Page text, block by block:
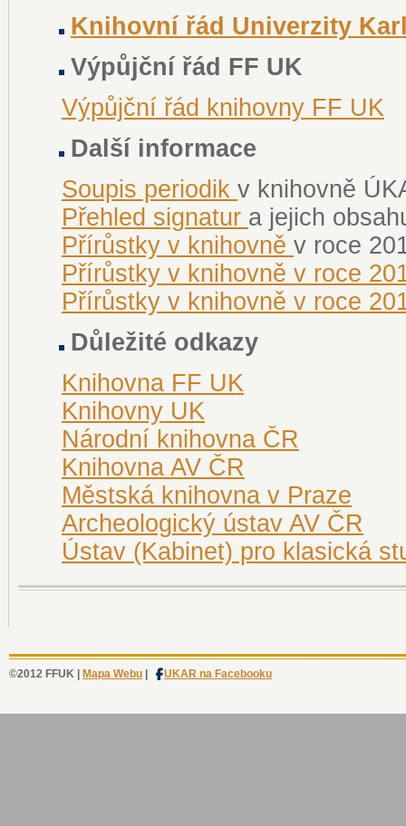
Knihovní řád Univerzity
Výpůjční řád FF UK
Výpůjční řád knihovny FF UK
Další informace
Soupis periodik v knihovně
Přehled signatur a jejich
Přírůstky v knihovně v roce
Přírůstky v knihovně v roce
Přírůstky v knihovně v roce
Důležité odkazy
Knihovna FF UK
Knihovny UK
Národní knihovna ČR
Knihovna AV ČR
Městská knihovna v Praze
Archeologický ústav AV ČR
Ústav (Kabinet) pro klasická
©2012 FFUK | Mapa Webu | UKAR na Facebooku